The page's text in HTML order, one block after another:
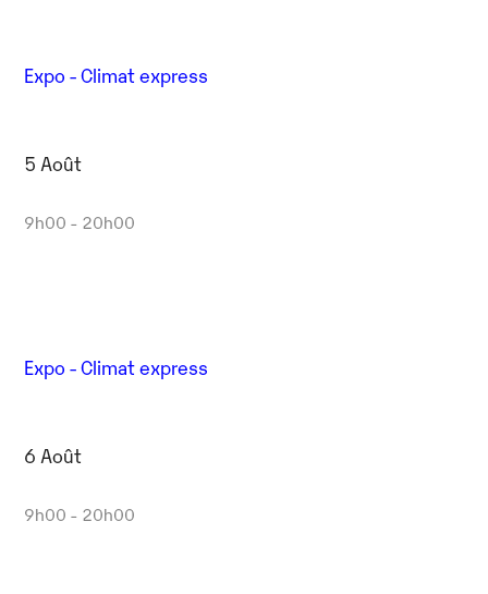
Expo - Climat express
5 Août
9h00 - 20h00
Expo - Climat express
6 Août
9h00 - 20h00